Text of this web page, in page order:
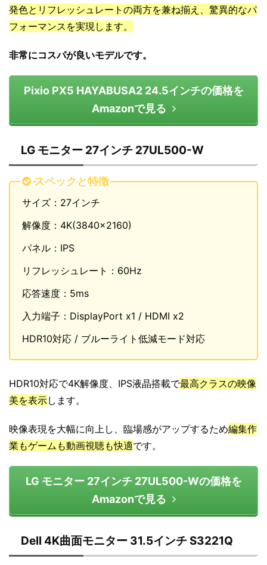
発色とリフレッシュレートの両方を兼ね揃え、驚異的なパ
フォーマンスを実現します。
非常にコスパが良いモデルです。
Pixio PX5 HAYABUSA2 24.5インチの価格を
Amazonで見る
LG モニター 27インチ 27UL500-W
スペックと特徴
サイズ：27インチ
解像度：4K(3840×2160)
パネル：IPS
リフレッシュレート：60Hz
応答速度：5ms
入力端子：DisplayPort x1 / HDMI x2
HDR10対応 / ブルーライト低減モード対応
HDR10対応で4K解像度、IPS液晶搭載で最高クラスの映像
美を表示します。
映像表現を大幅に向上し、臨場感がアップするため編集作
業もゲームも動画視聴も快適です。
LG モニター 27インチ 27UL500-Wの価格を
Amazonで見る
Dell 4K曲面モニター 31.5インチ S3221Q